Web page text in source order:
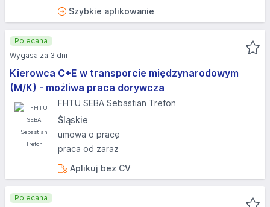
Szybkie aplikowanie
Kierowca C+E w transporcie międzynarodowym
(M/K) - możliwa praca dorywcza
FHTU SEBA Sebastian Trefon
Śląskie
umowa o pracę
praca od zaraz
Aplikuj bez CV
Polecana
Wygasa za 3 dni
Polecana